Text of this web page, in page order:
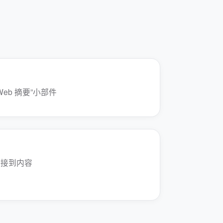
摘要”小部件
到内容